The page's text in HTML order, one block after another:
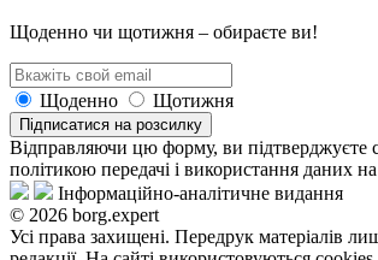
Щоденно чи щотижня – обираєте ви!
Щоденно Щотижня
Підписатися на розсилку
Відправляючи цю форму, ви підтверджуєте
політикою передачі і використання даних
Інформаційно-аналітичне видання
© 2026 borg.expert
Усі права захищені. Передрук матеріалів